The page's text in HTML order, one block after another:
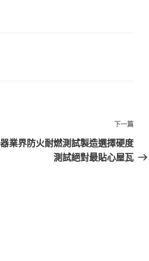
下
一
篇
下一篇
業界防火耐燃測試製造選擇硬度
測試絕對最貼心屋瓦